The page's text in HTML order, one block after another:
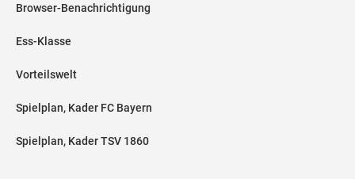
Browser-Benachrichtigung
Ess-Klasse
Vorteilswelt
Spielplan, Kader FC Bayern
Spielplan, Kader TSV 1860